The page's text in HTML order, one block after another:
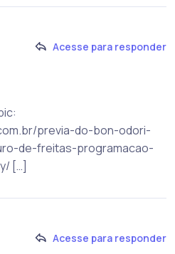
Acesse para responder
previa-do-bon-odori-
de-freitas-programacao-
[…]
Acesse para responder